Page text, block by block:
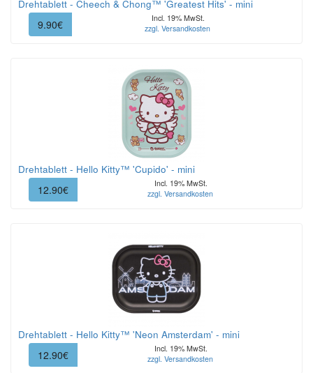
Drehtablett - Cheech & Chong™ 'Greatest Hits' - mini
9.90€
Incl. 19% MwSt.
zzgl. Versandkosten
Drehtablett - Hello Kitty™ 'Cupido' - mini
12.90€
Incl. 19% MwSt.
zzgl. Versandkosten
Drehtablett - Hello Kitty™ 'Neon Amsterdam' - mini
12.90€
Incl. 19% MwSt.
zzgl. Versandkosten